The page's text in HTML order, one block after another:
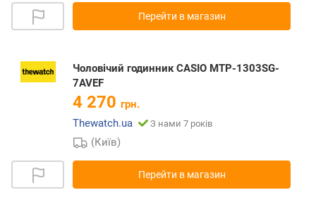
Перейти в магазин
Чоловічий годинник CASIO MTP-1303SG-
7AVEF
4 270 грн.
Thewatch.ua
З нами 7 років
(Київ)
Перейти в магазин